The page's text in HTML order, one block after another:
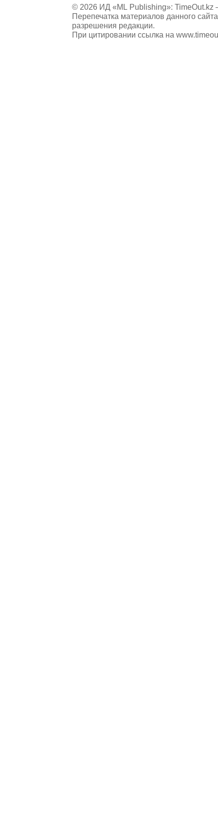
© 2026 ИД «ML Publishing»: TimeOut.kz
Перепечатка материалов данного
разрешения редакции.
При цитировании ссылка на